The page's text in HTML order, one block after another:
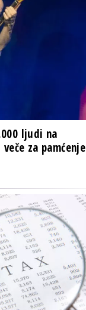
ljudi na
za pamćenje